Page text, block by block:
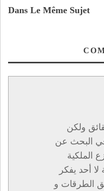
Dans Le Même Sujet
ولكن
البحث عن
الملكية
لا أحد يفكر
الطرقات و